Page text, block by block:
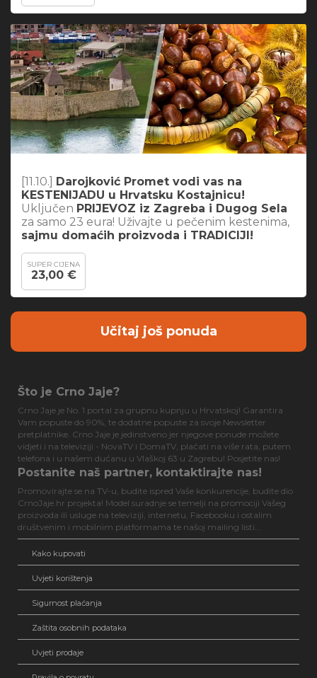
[11.10.]
Darojković Promet vodi vas na
KESTENIJADU u Hrvatsku Kostajnicu!
Uključen PRIJEVOZ iz Zagreba i Dugog Sela
za samo 23 eura! Uživajte u pečenim kestenima,
sajmu domaćih proizvoda i TRADICIJI!
SUPER CIJENA
23,00 €
Učitaj još ponuda
Što je Crno Jaje?
Crno Jaje je No. 1 portal za grupnu kupnju u Hrvatskoj! Garantira
Vam popuste do 90%, te dodatne popuste za svoje Newsletter
pretplatnike. Crno Jaje je jedinstveno jer njegove ponude možete
vidjeti i na televiziji - NovaTV i DomaTV, plaćati na više rata, putem
telefona i u našem dućanu u Vlaškoj 63 u Zagrebu! Posjetite nas!
Postanite naš partner, kontaktirajte nas!
Promovirajte se na TV-u, budite ispred Vaše konkurencije, budite dio
CrnoJaje.hr projekta! Model suradnje se temelji na promociji Vašeg
proizvoda ili usluge na televiziji, internetu, Facebooku i ostalim
društvenim i mobilnim platformama te našoj mailing listi...
Kako kupovati
Uvjeti korištenja
Sigurnost plaćanja
Zaštita osobnih podataka
Uvjeti prodaje